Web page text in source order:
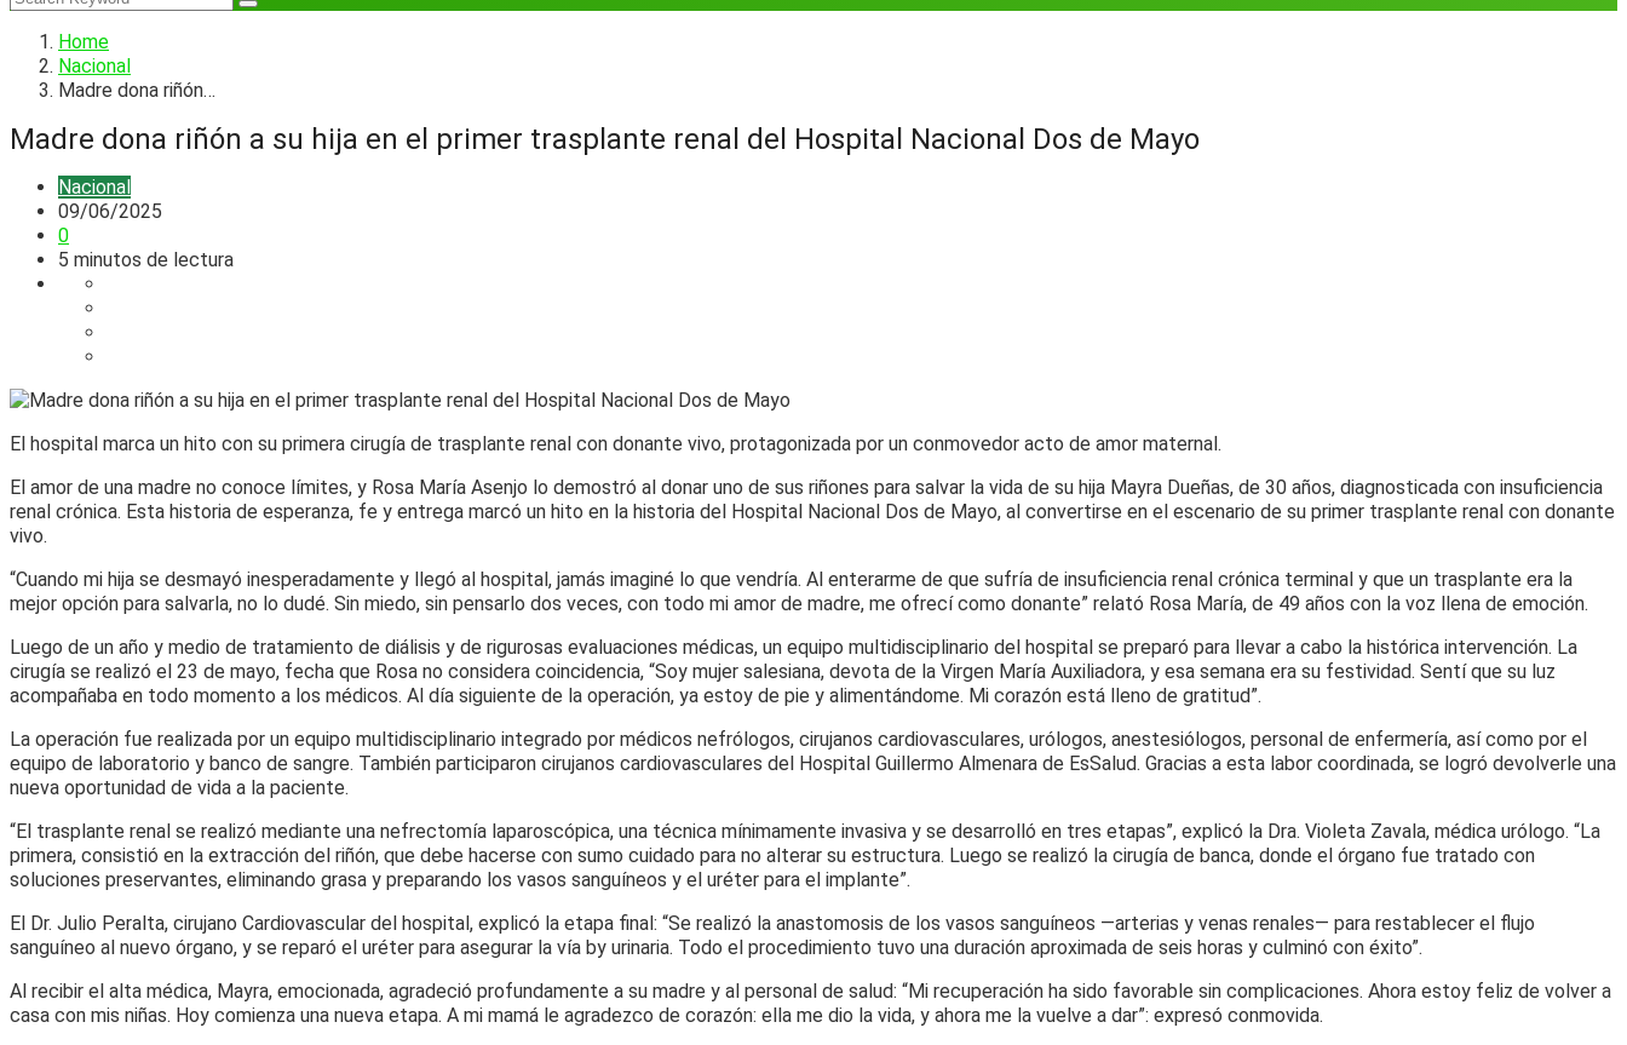
Home
Nacional
Madre dona riñón…
Madre dona riñón a su hija en el primer trasplante renal del Hospital Nacional Dos de Mayo
Nacional
09/06/2025
0
5 minutos de lectura
El hospital marca un hito con su primera cirugía de trasplante renal con donante vivo, protagonizada por un conmovedor acto de amor maternal.
El amor de una madre no conoce límites, y Rosa María Asenjo lo demostró al donar uno de sus riñones para salvar la vida de su hija Mayra Dueñas, de 30 años, diagnosticada con insuficiencia
renal crónica. Esta historia de esperanza, fe y entrega marcó un hito en la historia del Hospital Nacional Dos de Mayo, al convertirse en el escenario de su primer trasplante renal con donante
vivo.
“Cuando mi hija se desmayó inesperadamente y llegó al hospital, jamás imaginé lo que vendría. Al enterarme de que sufría de insuficiencia renal crónica terminal y que un trasplante era la
mejor opción para salvarla, no lo dudé. Sin miedo, sin pensarlo dos veces, con todo mi amor de madre, me ofrecí como donante” relató Rosa María, de 49 años con la voz llena de emoción.
Luego de un año y medio de tratamiento de diálisis y de rigurosas evaluaciones médicas, un equipo multidisciplinario del hospital se preparó para llevar a cabo la histórica intervención. La
cirugía se realizó el 23 de mayo, fecha que Rosa no considera coincidencia, “Soy mujer salesiana, devota de la Virgen María Auxiliadora, y esa semana era su festividad. Sentí que su luz
acompañaba en todo momento a los médicos. Al día siguiente de la operación, ya estoy de pie y alimentándome. Mi corazón está lleno de gratitud”.
La operación fue realizada por un equipo multidisciplinario integrado por médicos nefrólogos, cirujanos cardiovasculares, urólogos, anestesiólogos, personal de enfermería, así como por el
equipo de laboratorio y banco de sangre. También participaron cirujanos cardiovasculares del Hospital Guillermo Almenara de EsSalud. Gracias a esta labor coordinada, se logró devolverle una
nueva oportunidad de vida a la paciente.
“El trasplante renal se realizó mediante una nefrectomía laparoscópica, una técnica mínimamente invasiva y se desarrolló en tres etapas”, explicó la Dra. Violeta Zavala, médica urólogo. “La
primera, consistió en la extracción del riñón, que debe hacerse con sumo cuidado para no alterar su estructura. Luego se realizó la cirugía de banca, donde el órgano fue tratado con
soluciones preservantes, eliminando grasa y preparando los vasos sanguíneos y el uréter para el implante”.
El Dr. Julio Peralta, cirujano Cardiovascular del hospital, explicó la etapa final: “Se realizó la anastomosis de los vasos sanguíneos —arterias y venas renales— para restablecer el flujo
sanguíneo al nuevo órgano, y se reparó el uréter para asegurar la vía by urinaria. Todo el procedimiento tuvo una duración aproximada de seis horas y culminó con éxito”.
Al recibir el alta médica, Mayra, emocionada, agradeció profundamente a su madre y al personal de salud: “Mi recuperación ha sido favorable sin complicaciones. Ahora estoy feliz de volver a
casa con mis niñas. Hoy comienza una nueva etapa. A mi mamá le agradezco de corazón: ella me dio la vida, y ahora me la vuelve a dar”: expresó conmovida.